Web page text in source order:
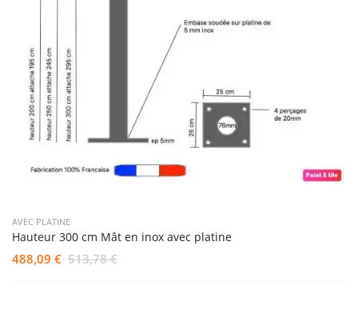
AVEC PLATINE
Hauteur 300 cm Mât en inox avec platine
488,09 € 513,78 €